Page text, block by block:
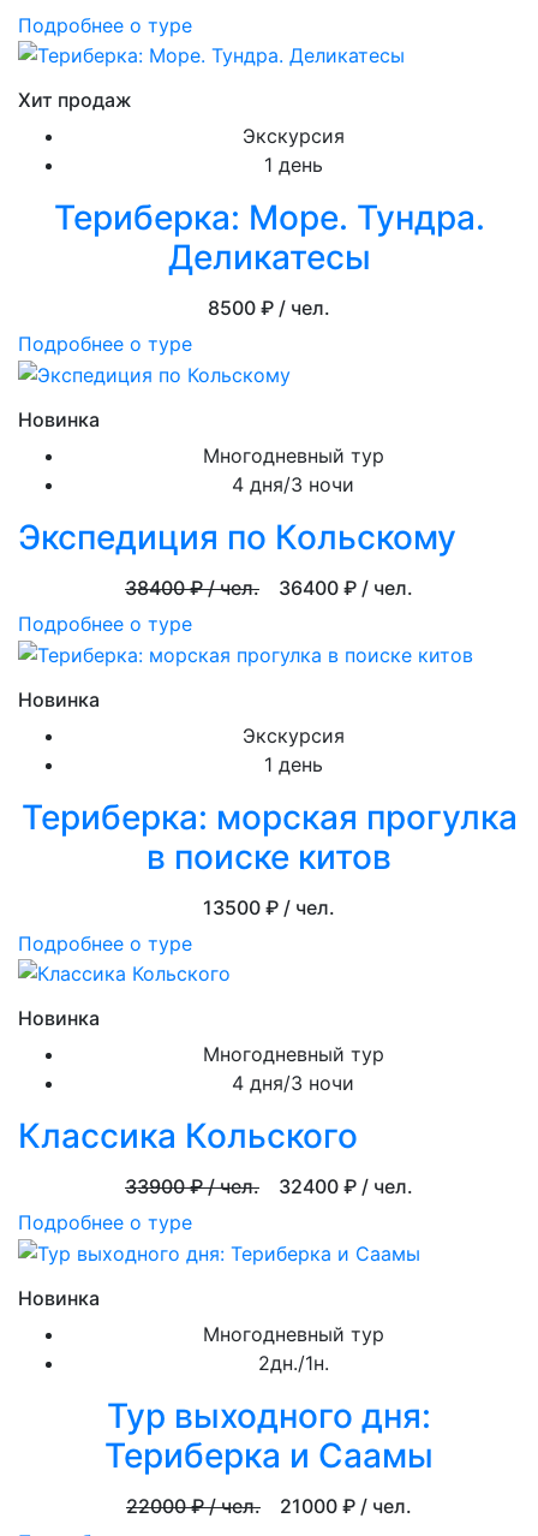
Подробнее о туре
Хит продаж
Экскурсия
1 день
Териберка: Море. Тундра.
Деликатесы
8500 ₽ / чел.
Подробнее о туре
Новинка
Многодневный тур
4 дня/3 ночи
Экспедиция по Кольскому
38400₽ / чел. 36400 ₽ / чел.
Подробнее о туре
Новинка
Экскурсия
1 день
Териберка: морская прогулка
в поиске китов
13500 ₽ / чел.
Подробнее о туре
Новинка
Многодневный тур
4 дня/3 ночи
Классика Кольского
33900₽ / чел. 32400 ₽ / чел.
Подробнее о туре
Новинка
Многодневный тур
2дн./1н.
Тур выходного дня:
Териберка и Саамы
22000₽ / чел. 21000 ₽ / чел.